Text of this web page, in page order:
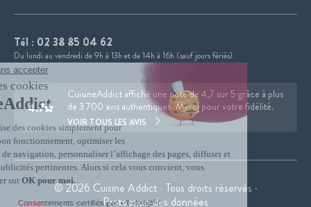
Tél : 02 38 85 04 62
Du lundi au vendredi de 9h à 13h et de 14h à 16h (sauf jours fériés).
4.7
CuisineAddict affiche une note de 4,7 sur 5 grâce à plus
de 3 700 avis authentiques. Merci pour votre fidélité.
VOIR TOUS LES AVIS
© 2026 Cuisine Addict · Tous droits réservés ·
Protection des données